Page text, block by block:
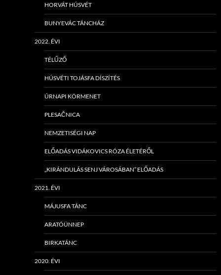
HORVÁT HÚSVÉT
BUNYEVÁC TÁNCHÁZ
2022. ÉVI
TÉLŰZŐ
HÚSVÉTI TOJÁSFA DÍSZÍTÉS
ÚRNAPI KÖRMENET
PLESAČNICA
NEMZETISÉGI NAP
ELŐADÁS VIDÁKOVICS RÓZA ÉLETÉRŐL
„KIRÁNDULÁS SENJ VÁROSÁBAN” ELŐADÁS
2021. ÉVI
MÁJUSFA TÁNC
ARATÓÜNNEP
BIRKATÁNC
2020. ÉVI